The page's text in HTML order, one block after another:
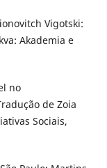
Vigotski:
Akademia e
no
de Zoia
Sociais,